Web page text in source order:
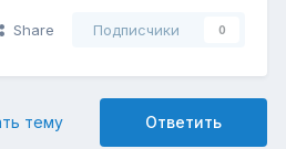
Share Подписчики 0
Ответить
тему